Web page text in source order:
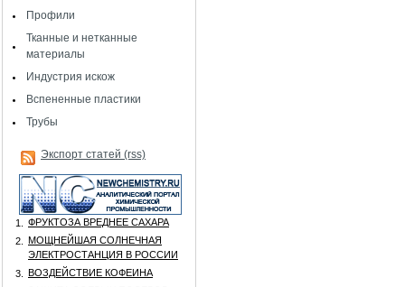
Профили
Тканные и нетканные
материалы
Индустрия искож
Вспененные пластики
Трубы
Экспорт статей (rss)
1.
ФРУКТОЗА ВРЕДНЕЕ САХАРА
2.
МОЩНЕЙШАЯ СОЛНЕЧНАЯ
ЭЛЕКТРОСТАНЦИЯ В РОССИИ
3.
ВОЗДЕЙСТВИЕ КОФЕИНА